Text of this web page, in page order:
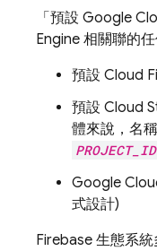
「預設 Google
Engine 相關聯的
預設 Cloud
預設 Cloud
體來說，名
PROJECT_ID
Google
式設計)
Firebase 生態系